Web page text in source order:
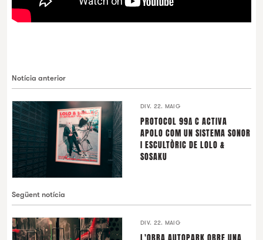
Notícia anterior
DIV. 22. MAIG
PROTOCOL 99∆ C ACTIVA
APOLO COM UN SISTEMA SONOR
I ESCULTÒRIC DE LOLO &
SOSAKU
Següent notícia
DIV. 22. MAIG